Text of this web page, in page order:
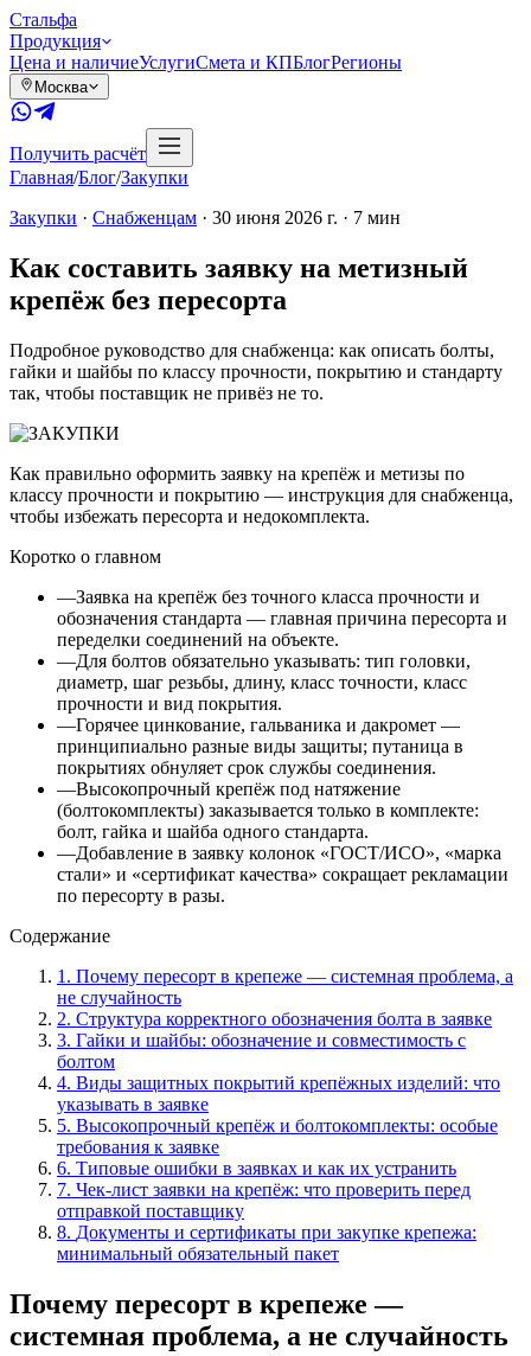
Стальфа
Продукция
Цена и наличиеУслугиСмета и КПБлогРегионы
Москва
Получить расчёт
Главная/Блог/Закупки
Закупки · Снабженцам · 30 июня 2026 г. · 7 мин
Как составить заявку на метизный
крепёж без пересорта
Подробное руководство для снабженца: как описать болты,
гайки и шайбы по классу прочности, покрытию и стандарту
так, чтобы поставщик не привёз не то.
Как правильно оформить заявку на крепёж и метизы по
классу прочности и покрытию — инструкция для снабженца,
чтобы избежать пересорта и недокомплекта.
Коротко о главном
—Заявка на крепёж без точного класса прочности и
обозначения стандарта — главная причина пересорта и
переделки соединений на объекте.
—Для болтов обязательно указывать: тип головки,
диаметр, шаг резьбы, длину, класс точности, класс
прочности и вид покрытия.
—Горячее цинкование, гальваника и дакромет —
принципиально разные виды защиты; путаница в
покрытиях обнуляет срок службы соединения.
—Высокопрочный крепёж под натяжение
(болтокомплекты) заказывается только в комплекте:
болт, гайка и шайба одного стандарта.
—Добавление в заявку колонок «ГОСТ/ИСО», «марка
стали» и «сертификат качества» сокращает рекламации
по пересорту в разы.
Содержание
1 . Почему пересорт в крепеже — системная проблема, а
не случайность
2. Структура корректного обозначения болта в заявке
3. Гайки и шайбы: обозначение и совместимость с
болтом
4. Виды защитных покрытий крепёжных изделий: что
указывать в заявке
5. Высокопрочный крепёж и болтокомплекты: особые
требования к заявке
6. Типовые ошибки в заявках и как их устранить
7. Чек-лист заявки на крепёж: что проверить перед
отправкой поставщику
8. Документы и сертификаты при закупке крепежа:
минимальный обязательный пакет
Почему пересорт в крепеже —
системная проблема, а не случайность